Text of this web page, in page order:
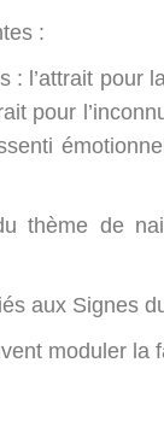
:
l’attrait pour
pour
thème de
aux Signes
moduler la